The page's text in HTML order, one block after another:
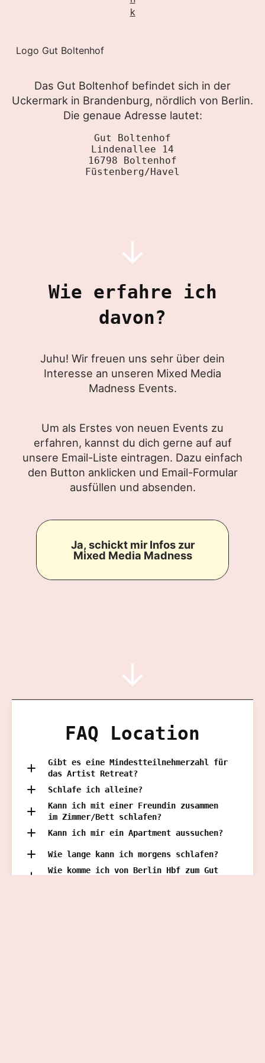
k
Logo Gut Boltenhof
Das Gut Boltenhof befindet sich in der
Uckermark in Brandenburg, nördlich von Berlin.
Die genaue Adresse lautet:
Gut Boltenhof
Lindenallee 14
16798 Boltenhof
Füstenberg/Havel
Wie erfahre ich
davon?
Juhu! Wir freuen uns sehr über dein
Interesse an unseren Mixed Media
Madness Events.
Um als Erstes von neuen Events zu
erfahren, kannst du dich gerne auf auf
unsere Email-Liste eintragen. Dazu einfach
den Button anklicken und Email-Formular
ausfüllen und absenden.
Ja, schickt mir Infos zur
Mixed Media Madness
FAQ Location
Gibt es eine Mindestteilnehmerzahl für
das Artist Retreat?
Schlafe ich alleine?
Kann ich mit einer Freundin zusammen
im Zimmer/Bett schlafen?
Kann ich mir ein Apartment aussuchen?
Wie lange kann ich morgens schlafen?
Wie komme ich von Berlin Hbf zum Gut